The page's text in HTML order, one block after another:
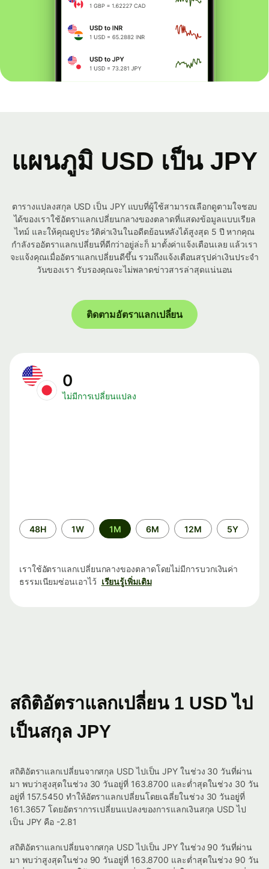
แผนภูมิ USD เป็น JPY
ตารางแปลงสกุล USD เป็น JPY แบบที่ผู้ใช้สามารถเลือกดูตามใจชอบ
ได้ของเราใช้อัตราแลกเปลี่ยนกลางของตลาดที่แสดงข้อมูลแบบเรียล
ไทม์ และให้คุณดูประวัติค่าเงินในอดีตย้อนหลังได้สูงสุด 5 ปี หากคุณ
กำลังรออัตราแลกเปลี่ยนที่ดีกว่าอยู่ล่ะก็ มาตั้งค่าแจ้งเตือนเลย แล้วเรา
จะแจ้งคุณเมื่ออัตราแลกเปลี่ยนดีขึ้น รวมถึงแจ้งเตือนสรุปค่าเงินประจำ
วันของเรา รับรองคุณจะไม่พลาดข่าวสารล่าสุดแน่นอน
ติดตามอัตราแลกเปลี่ยน
0
ไม่มีการเปลี่ยนแปลง
ระยะ
เวลา
48H 1W 1M 6M 12M 5Y
เราใช้อัตราแลกเปลี่ยนกลางของตลาดโดยไม่มีการบวกเงินค่า
ธรรมเนียมซ่อนเอาไว้ เรียนรู้เพิ่มเติม
สถิติอัตราแลกเปลี่ยน 1 USD ไป
เป็นสกุล JPY
สถิติอัตราแลกเปลี่ยนจากสกุล USD ไปเป็น JPY ในช่วง 30 วันที่ผ่าน
มา พบว่าสูงสุดในช่วง 30 วันอยู่ที่ 163.8700 และต่ำสุดในช่วง 30 วัน
อยู่ที่ 157.5450 ทำให้อัตราแลกเปลี่ยนโดยเฉลี่ยในช่วง 30 วันอยู่ที่
161.3657 โดยอัตราการเปลี่ยนแปลงของการแลกเงินสกุล USD ไป
เป็น JPY คือ -2.81
สถิติอัตราแลกเปลี่ยนจากสกุล USD ไปเป็น JPY ในช่วง 90 วันที่ผ่าน
มา พบว่าสูงสุดในช่วง 90 วันอยู่ที่ 163.8700 และต่ำสุดในช่วง 90 วัน